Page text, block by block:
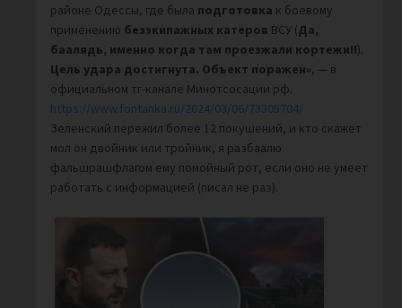
районе Одессы, где была подготовка к боевому
применению безэкипажных катеров ВСУ (Да,
баалядь, именно когда там проезжали кортежи!!).
Цель удара достигнута. Объект поражен», — в
официальном тг-канале Минотсосации рф.
https://www.fontanka.ru/2024/03/06/73305704/
Зеленский пережил более 12 покушений, и кто скажет
мол он двойник или тройник, я разбаалю
фальшрашфлагом ему помойный рот, если оно не умеет
работать с информацией (писал не раз).